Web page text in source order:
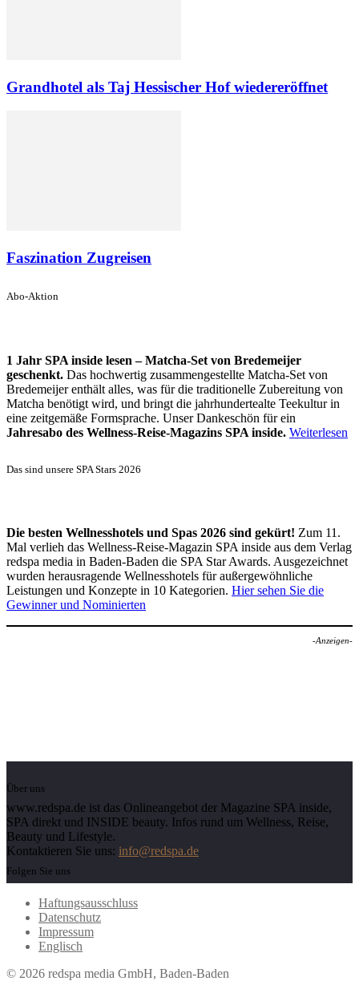
Grandhotel als Taj Hessischer Hof wiedereröffnet
Faszination Zugreisen
Abo-Aktion
1 Jahr SPA inside lesen – Matcha-Set von Bredemeijer
geschenkt. Das hochwertig zusammengestellte Matcha-Set von
Bredemeijer enthält alles, was für die traditionelle Zubereitung von
Matcha benötigt wird, und bringt die jahrhundertealte Teekultur in
eine zeitgemäße Formsprache. Unser Dankeschön für ein
Jahresabo des Wellness-Reise-Magazins SPA inside. Weiterlesen
Das sind unsere SPA Stars 2026
Die besten Wellnesshotels und Spas 2026 sind gekürt! Zum 11.
Mal verlieh das Wellness-Reise-Magazin SPA inside aus dem Verlag
redspa media in Baden-Baden die SPA Star Awards. Ausgezeichnet
wurden herausragende Wellnesshotels für außergewöhnliche
Leistungen und Konzepte in 10 Kategorien. Hier sehen Sie die
Gewinner und Nominierten
-Anzeigen-
Über uns
www.redspa.de ist das Onlineangebot der Magazine SPA inside,
SPA direkt und INSIDE beauty. Infos rund um Wellness, Reise,
Beauty und Lifestyle.
Kontaktieren Sie uns: info@redspa.de
Folgen Sie uns
Haftungsausschluss
Datenschutz
Impressum
Englisch
© 2026 redspa media GmbH, Baden-Baden